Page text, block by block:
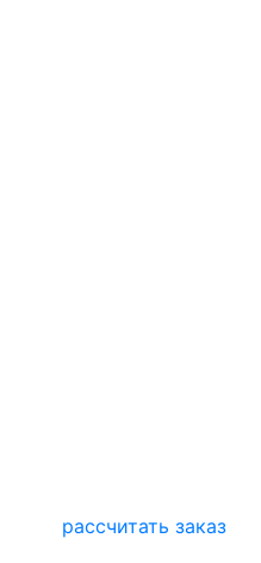
рассчитать заказ